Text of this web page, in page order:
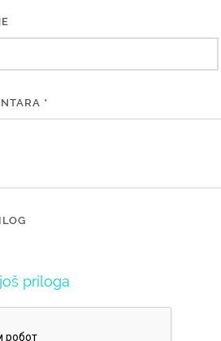
*
priloga